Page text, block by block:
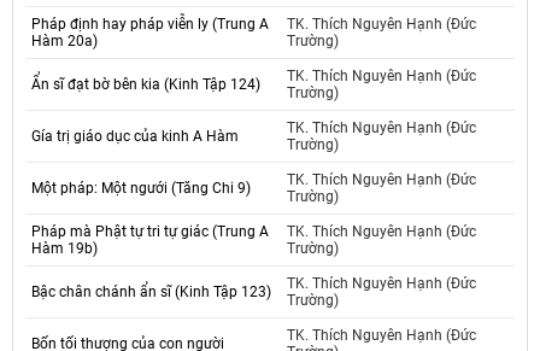
Pháp định hay pháp viễn ly (Trung A
Hàm 20a)
TK. Thích Nguyên Hạnh (Đức
Trường)
Ẩn sĩ đạt bờ bên kia (Kinh Tập 124)
TK. Thích Nguyên Hạnh (Đức
Trường)
Gía trị giáo dục của kinh A Hàm
TK. Thích Nguyên Hạnh (Đức
Trường)
Một pháp: Một ngưới (Tăng Chi 9)
TK. Thích Nguyên Hạnh (Đức
Trường)
Pháp mà Phật tự tri tự giác (Trung A
Hàm 19b)
TK. Thích Nguyên Hạnh (Đức
Trường)
Bậc chân chánh ẩn sĩ (Kinh Tập 123)
TK. Thích Nguyên Hạnh (Đức
Trường)
Bốn tối thượng của con người
TK. Thích Nguyên Hạnh (Đức